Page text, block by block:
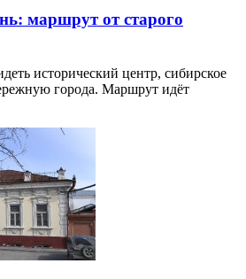
маршрут от старого
исторический центр, сибирское
города. Маршрут идёт